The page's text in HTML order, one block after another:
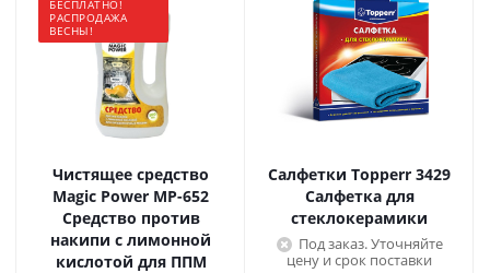
БЕСПЛАТНО!
РАСПРОДАЖА
ВЕСНЫ!
Чистящее средство
Magic Power МР-652
Средство против
накипи с лимонной
кислотой для ППМ
Салфетки Topperr 3429
Салфетка для
стеклокерамики
Под заказ. Уточняйте
цену и срок поставки